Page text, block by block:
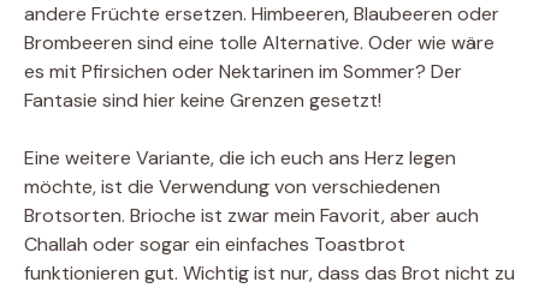
andere Früchte ersetzen. Himbeeren, Blaubeeren oder
Brombeeren sind eine tolle Alternative. Oder wie wäre
es mit Pfirsichen oder Nektarinen im Sommer? Der
Fantasie sind hier keine Grenzen gesetzt!
Eine weitere Variante, die ich euch ans Herz legen
möchte, ist die Verwendung von verschiedenen
Brotsorten. Brioche ist zwar mein Favorit, aber auch
Challah oder sogar ein einfaches Toastbrot
funktionieren gut. Wichtig ist nur, dass das Brot nicht zu